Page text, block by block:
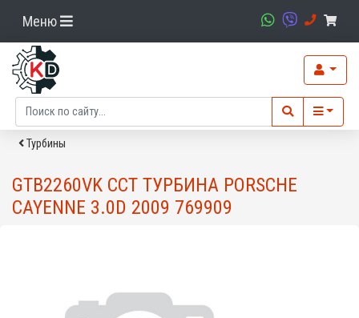
Меню
Турбины
GTB2260VK CCT ТУРБИНА PORSCHE
CAYENNE 3.0D 2009 769909